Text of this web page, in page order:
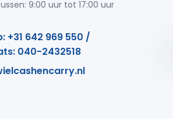
9:00 uur tot 17:00 uur
+31 642 969 550 /
040-2432518